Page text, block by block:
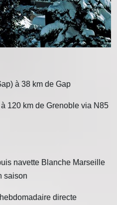
à 38 km de Gap
120 km de Grenoble via N85
navette Blanche Marseille
saison
directe